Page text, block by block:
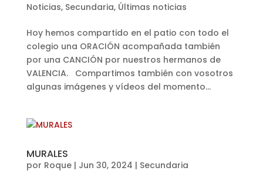
Noticias, Secundaria, Últimas noticias
Hoy hemos compartido en el patio con todo el
colegio una ORACIÓN acompañada también
por una CANCIÓN por nuestros hermanos de
VALENCIA. Compartimos también con vosotros
algunas imágenes y vídeos del momento...
MURALES
por Roque| Jun 30, 2024 | Secundaria